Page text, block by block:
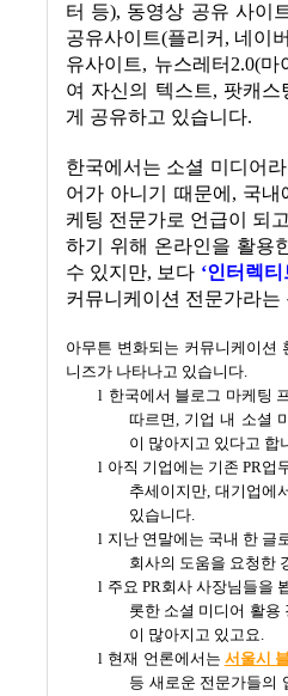
터 등), 동영상 공유 사이
공유사이트(플리커 , 네이
유사이트, 뉴스레터2.0(마
여 자신의 텍스트, 팟캐스
게 공유하고 있습니다.
한국에서는 소셜 미디어
어가 아니기 때문에 , 국내
케팅 전문가로 언급이 되
하기 위해 온라인을 활용
수 있지만, 보다 ‘인터렉티
커뮤니케이션 전문가라
아무튼 변화되는 커뮤니케이션
니즈가 나타나고 있습니다.
l 한국에서 블로그 마케팅
따르면, 기업 내 소셜
이 많아지고 있다고 합
l 아직 기업에는 기존 PR업
추세이지만, 대기업에
있습니다.
l 지난 연말에는 국내 한 글
회사의 도움을 요청한
l 주요 PR회사 사장님들을
롯한 소셜 미디어 활용
이 많아지고 있고요.
l 현재 언론에서는 서울시
등 새로운 전문가들의